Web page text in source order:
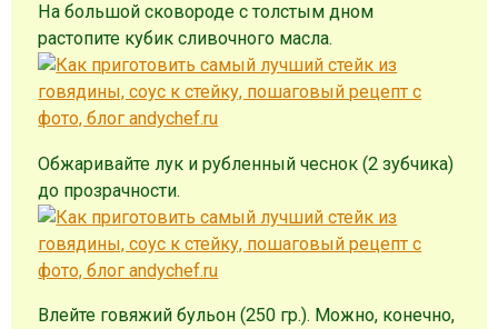
На большой сковороде с толстым дном
растопите кубик сливочного масла.
Обжаривайте лук и рубленный чеснок (2 зубчика)
до прозрачности.
Влейте говяжий бульон (250 гр.). Можно, конечно,